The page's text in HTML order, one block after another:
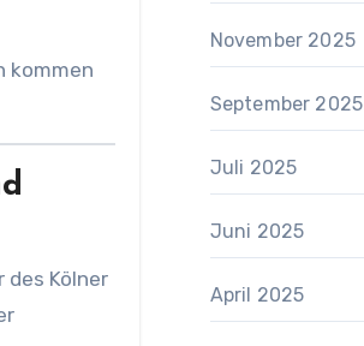
kommen
des Kölner
November 2025
September 2025
Juli 2025
Juni 2025
April 2025